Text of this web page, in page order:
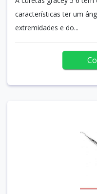
características ter um
extremidades e do...